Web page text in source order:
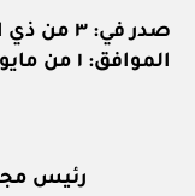
صدر في: ٣ من ذي القعدة ١٤٤٦هـ
الموافق: ١ من مايو ٢٠٢٥م
رئيس